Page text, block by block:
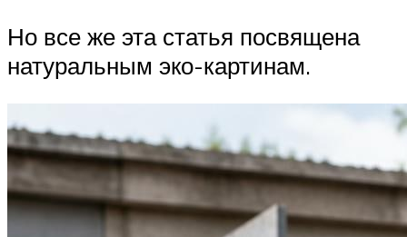
Но все же эта статья посвящена
натуральным эко-картинам.